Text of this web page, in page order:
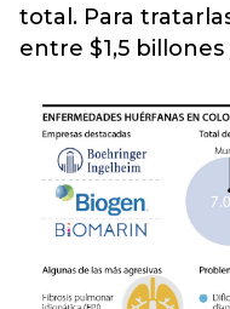
total. Para
entre $1,5